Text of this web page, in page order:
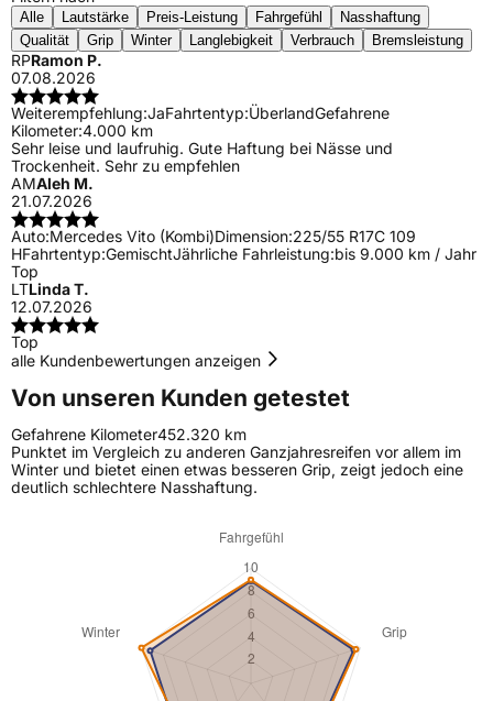
Alle Lautstärke Preis-Leistung Fahrgefühl
Nasshaftung
Qualität
Grip Winter Langlebigkeit Verbrauch Bremsleistung
RPRamon P.
07.08.2026
Weiterempfehlung:JaFahrtentyp:ÜberlandGefahrene
Kilometer:4.000 km
Sehr leise und laufruhig. Gute Haftung bei Nässe und
Trockenheit. Sehr zu empfehlen
AMAleh M.
21.07.2026
Auto:Mercedes Vito (Kombi)Dimension:225/55 R17C 109
HFahrtentyp:GemischtJährliche Fahrleistung:bis 9.000 km / Jahr
Top
LTLinda T.
12.07.2026
Top
alle Kundenbewertungen anzeigen
Von unseren Kunden getestet
Gefahrene Kilometer452.320 km
Punktet im Vergleich zu anderen Ganzjahresreifen vor allem im
Winter und bietet einen etwas besseren Grip, zeigt jedoch eine
deutlich schlechtere Nasshaftung.